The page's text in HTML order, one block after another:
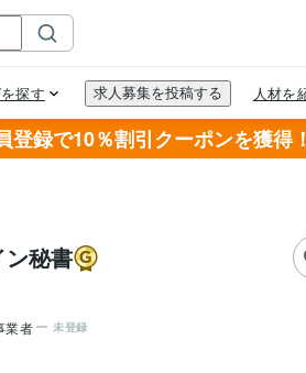
登録で10％割引クーポンを獲得！
秘書
業者 未登録